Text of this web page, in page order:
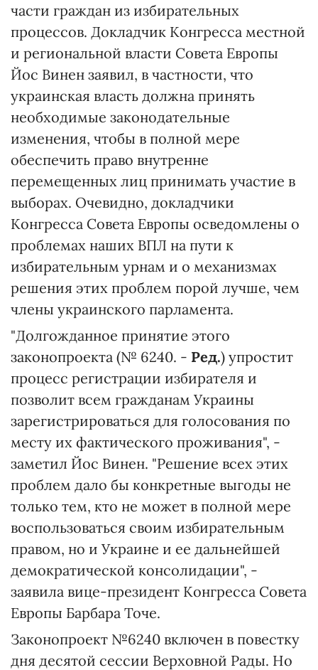
части граждан из избирательных
процессов. Докладчик Конгресса местной
и региональной власти Совета Европы
Йос Винен заявил, в частности, что
украинская власть должна принять
необходимые законодательные
изменения, чтобы в полной мере
обеспечить право внутренне
перемещенных лиц принимать участие в
выборах. Очевидно, докладчики
Конгресса Совета Европы осведомлены о
проблемах наших ВПЛ на пути к
избирательным урнам и о механизмах
решения этих проблем порой лучше, чем
члены украинского парламента.
"Долгожданное принятие этого
законопроекта (№ 6240. - Ред.) упростит
процесс регистрации избирателя и
позволит всем гражданам Украины
зарегистрироваться для голосования по
месту их фактического проживания", -
заметил Йос Винен. "Решение всех этих
проблем дало бы конкретные выгоды не
только тем, кто не может в полной мере
воспользоваться своим избирательным
правом, но и Украине и ее дальнейшей
демократической консолидации", -
заявила вице-президент Конгресса Совета
Европы Барбара Точе.
Законопроект №6240 включен в повестку
дня десятой сессии Верховной Рады. Но